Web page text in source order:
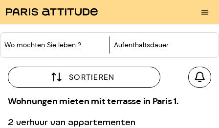
Wo möchten Sie leben ? Aufenthaltsdauer
SORTIEREN
Wohnungen mieten mit terrasse in Paris 1.
2 verhuur van appartementen